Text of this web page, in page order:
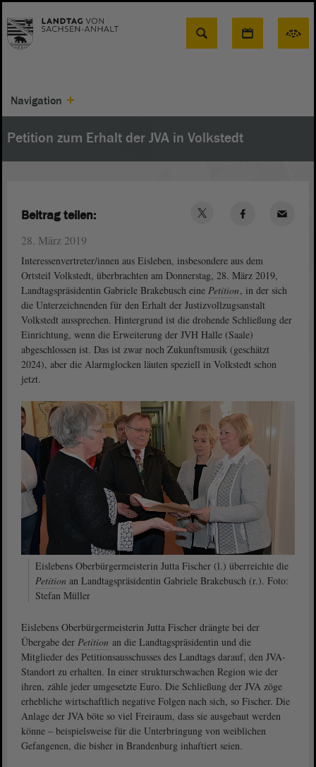
Suche
Navigation
Petition zum Erhalt der JVA in Volkstedt
28. März 2019
Interessenvertreter/innen aus Eisleben, insbesondere aus dem
Ortsteil Volkstedt, überbrachten am Donnerstag, 28. März 2019,
Landtagspräsidentin Gabriele Brakebusch eine Petition, in der sich
die Unterzeichnenden für den Erhalt der Justizvollzugsanstalt
Volkstedt aussprechen. Hintergrund ist die drohende Schließung der
Einrichtung, wenn die Erweiterung der JVH Halle (Saale)
abgeschlossen ist. Das ist zwar noch Zukunftsmusik (geschätzt
2024), aber die Alarmglocken läuten speziell in Volkstedt schon
jetzt.
Eislebens Oberbürgermeisterin Jutta Fischer (l.) überreichte die
Petition an Landtagspräsidentin Gabriele Brakebusch (r.). Foto:
Stefan Müller
Eislebens Oberbürgermeisterin Jutta Fischer drängte bei der
Übergabe der Petition an die Landtagspräsidentin und die
Mitglieder des Petitionsausschusses des Landtags darauf, den JVA-
Standort zu erhalten. In einer strukturschwachen Region wie der
ihren, zähle jeder umgesetzte Euro. Die Schließung der JVA zöge
erhebliche wirtschaftlich negative Folgen nach sich, so Fischer. Die
Anlage der JVA böte so viel Freiraum, dass sie ausgebaut werden
könne – beispielsweise für die Unterbringung von weiblichen
Gefangenen, die bisher in Brandenburg inhaftiert seien.
Beitrag teilen: